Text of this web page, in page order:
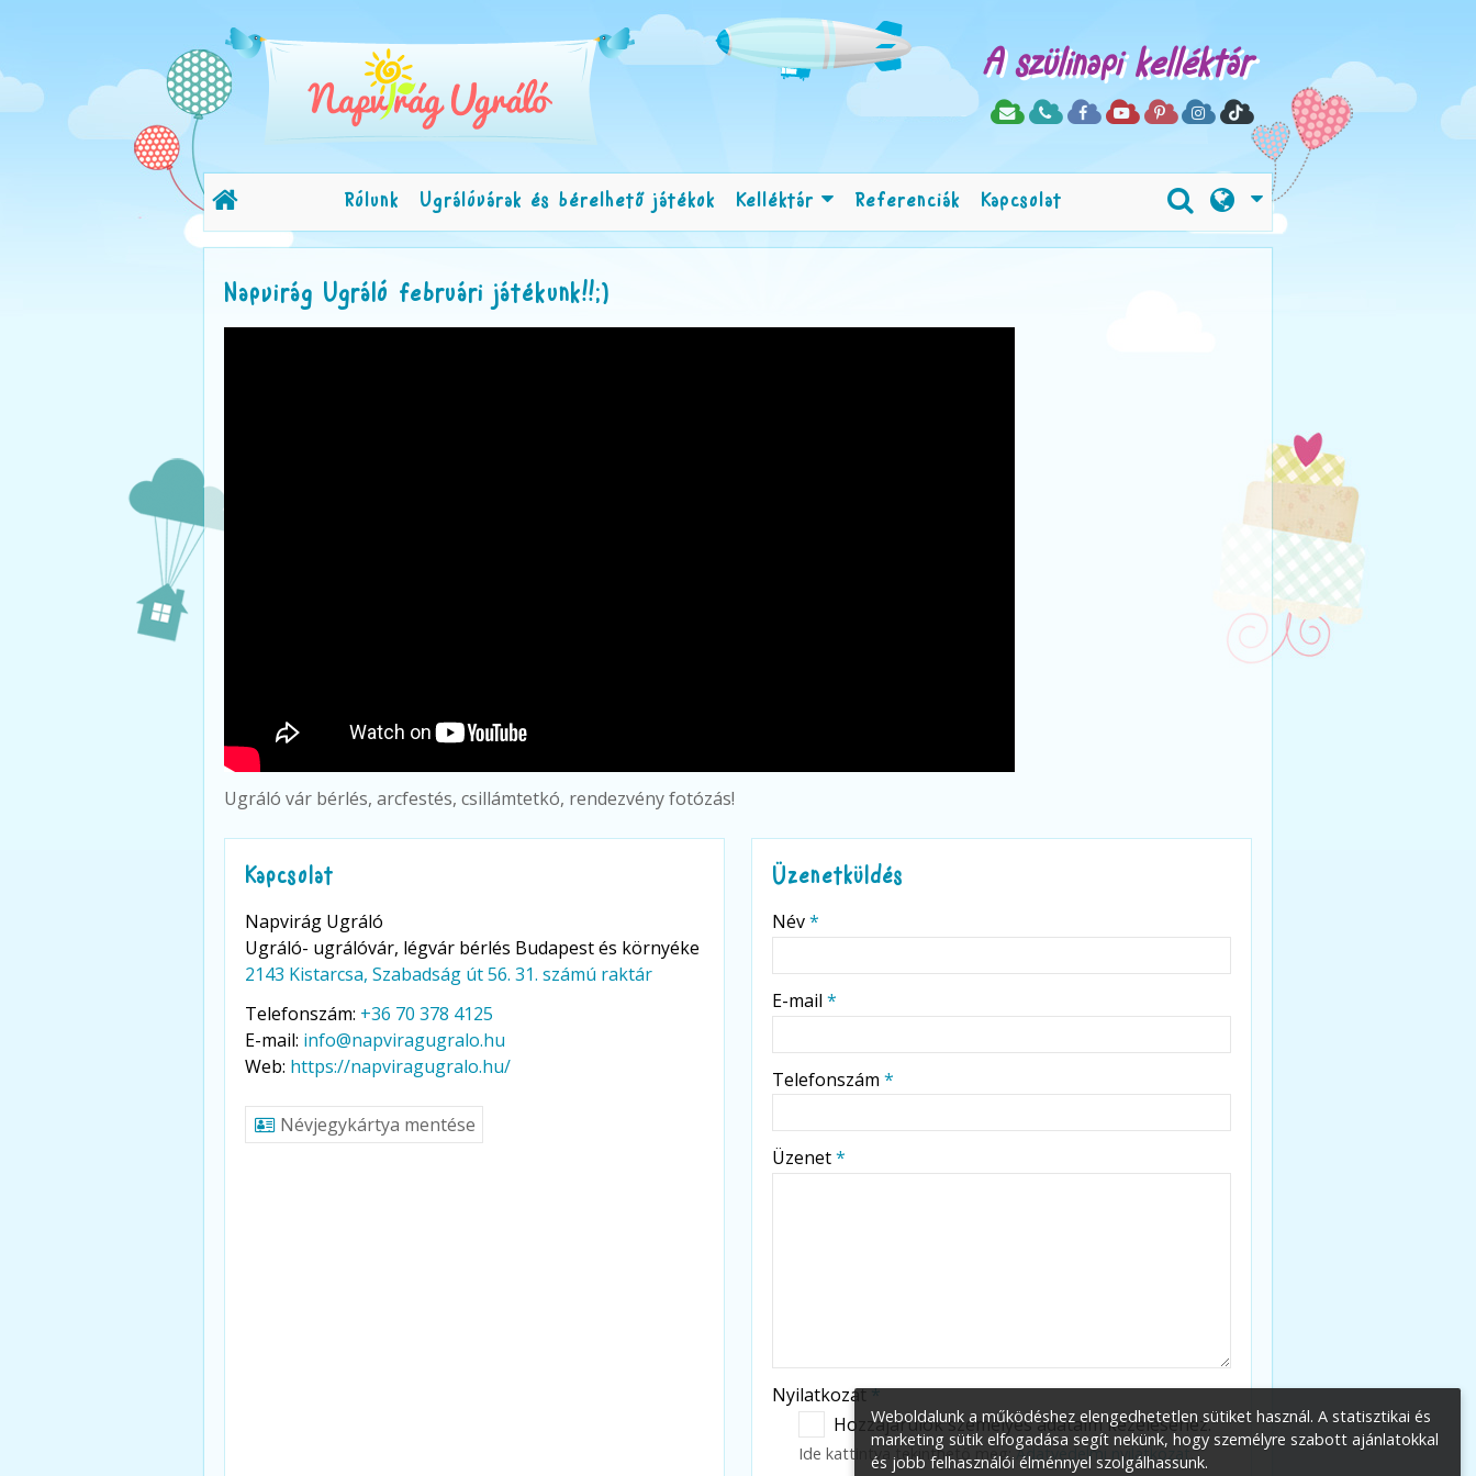
A szülinapi kelléktár
Rólunk Ugrálóvárak és bérelhető játékok Kelléktár Referenciák Kapcsolat
Napvirág Ugráló februári játékunk!!;)
Ugráló vár bérlés, arcfestés, csillámtetkó, rendezvény fotózás!
Kapcsolat
Napvirág Ugráló
Ugráló- ugrálóvár, légvár bérlés Budapest és környéke
2143 Kistarcsa, Szabadság út 56. 31. számú raktár
Telefonszám: +36 70 378 4125
E-mail: info@napviragugralo.hu
Web: https://napviragugralo.hu/
Névjegykártya mentése
Üzenetküldés
-
Név*
E-mail *
Telefonszám *
Üzenet*
Nyilatkozat*
Hozzájárulok személyes adataim kezeléséhez.
Ide kattintva tekinthető meg:Adatvédelmi nyilatkozat .
Weboldalunk a működéshez elengedhetetlen sütiket használ. A statisztikai és
marketing sütik elfogadása segít nekünk, hogy személyre szabott ajánlatokkal
és jobb felhasználói élménnyel szolgálhassunk.